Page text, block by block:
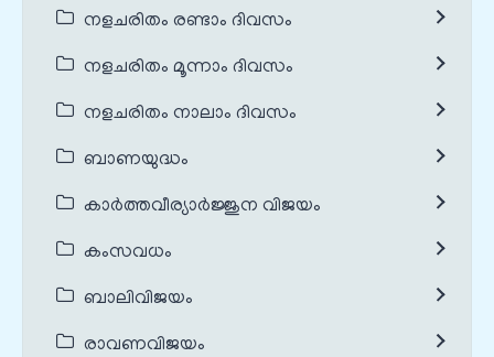
നളചരിതം രണ്ടാം ദിവസം
നളചരിതം മൂന്നാം ദിവസം
നളചരിതം നാലാം ദിവസം
ബാണയുദ്ധം
കാർത്തവീര്യാർജ്ജുന വിജയം
കംസവധം
ബാലിവിജയം
രാവണവിജയം